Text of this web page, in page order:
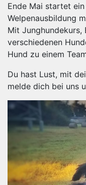
Ende Mai startet
Welpenausbildung
Mit Junghundekurs,
verschiedenen
Hund zu einem
Du hast Lust, mit
melde dich bei uns